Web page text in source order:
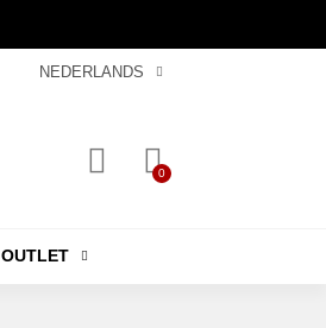
NEDERLANDS
OUTLET